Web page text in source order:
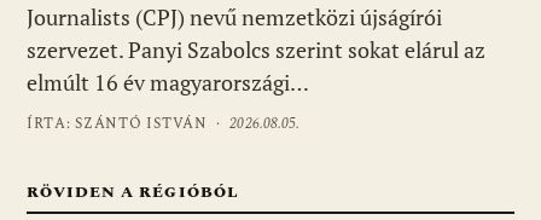
Journalists (CPJ) nevű nemzetközi újságírói
szervezet. Panyi Szabolcs szerint sokat elárul az
elmúlt 16 év magyarországi…
ÍRTA: SZÁNTÓ ISTVÁN ·2026.08.05.
RÖVIDEN A RÉGIÓBÓL